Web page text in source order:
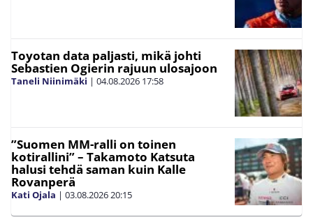
Toyotan data paljasti, mikä johti
Sebastien Ogierin rajuun ulosajoon
Taneli Niinimäki | 04.08.2026 17:58
”Suomen MM-ralli on toinen
kotirallini” – Takamoto Katsuta
halusi tehdä saman kuin Kalle
Rovanperä
Kati Ojala | 03.08.202620:15